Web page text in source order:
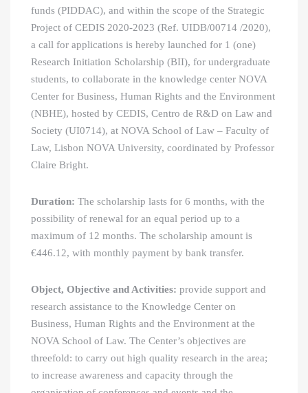
funds (PIDDAC), and within the scope of the Strategic
Project of CEDIS 2020-2023 (Ref. UIDB/00714 /2020),
a call for applications is hereby launched for 1 (one)
Research Initiation Scholarship (BII), for undergraduate
students, to collaborate in the knowledge center NOVA
Center for Business, Human Rights and the Environment
(NBHE), hosted by CEDIS, Centro de R&D on Law and
Society (UI0714), at NOVA School of Law – Faculty of
Law, Lisbon NOVA University, coordinated by Professor
Claire Bright.
Duration: The scholarship lasts for 6 months, with the
possibility of renewal for an equal period up to a
maximum of 12 months. The scholarship amount is
€446.12, with monthly payment by bank transfer.
Object, Objective and Activities: provide support and
research assistance to the Knowledge Center on
Business, Human Rights and the Environment at the
NOVA School of Law. The Center’s objectives are
threefold: to carry out high quality research in the area;
to increase awareness and capacity through the